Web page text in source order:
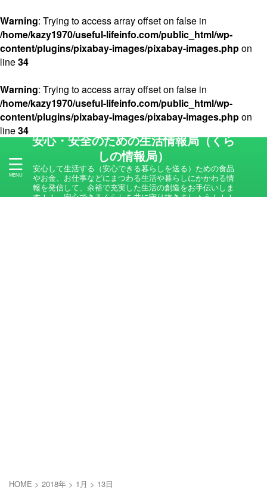
Warning: Trying to access array offset on false in
/home/kazy1970/useful-lifeinfo.com/public_html/wp-
content/plugins/pixabay-images/pixabay-images.phpon
line34
Warning: Trying to access array offset on false in
/home/kazy1970/useful-lifeinfo.com/public_html/wp-
content/plugins/pixabay-images/pixabay-images.phpon
line34
安心・安全のための生活情報局（くら
しの情報局）
安心して生活する（安心できる暮らしを送る）ための食品
やお金、お仕事などにまつわる生活や暮らしにかかわる情
報を発信して、余裕で充実した生活の創造をお手伝いしま
す！！ 安心できるくらしを共に守り抜きましょう！！！
HOME > 2018年 > 1月 > 13日